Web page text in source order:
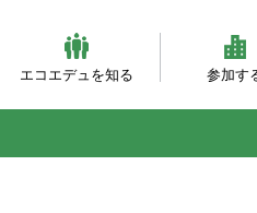
エコエデュを知る
参加す